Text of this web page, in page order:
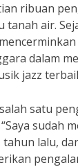
ribuan
air.
dalam
jazz
satu
sudah
lalu,